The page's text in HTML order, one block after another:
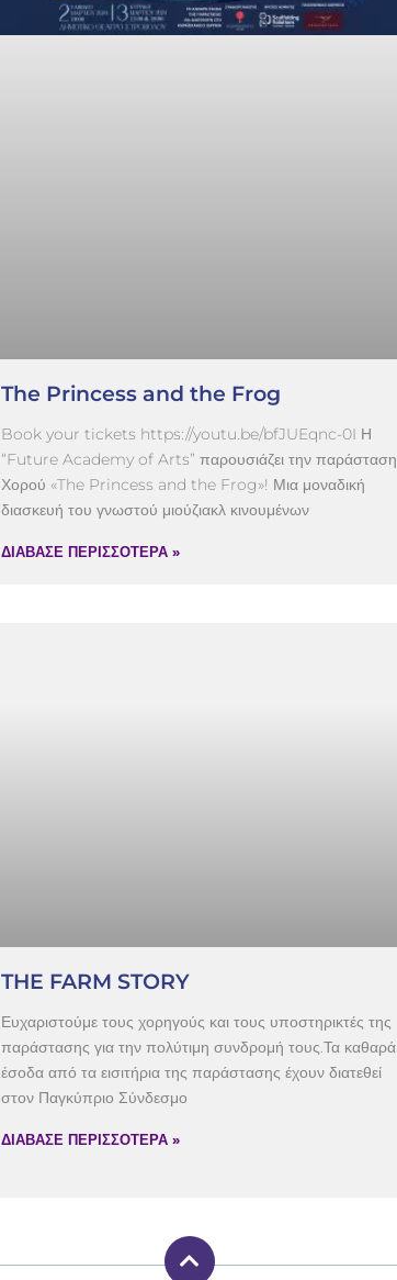
The Princess and the Frog
Book your tickets https://youtu.be/bfJUEqnc-0I Η
“Future Academy of Arts” παρουσιάζει την παράσταση
Χορού «The Princess and the Frog»! Μια μοναδική
διασκευή του γνωστού μιούζιακλ κινουμένων
ΔΙΑΒΑΣΕ ΠΕΡΙΣΣΟΤΕΡΑ »
THE FARM STORY
Ευχαριστούμε τους χορηγούς και τους υποστηρικτές της
παράστασης για την πολύτιμη συνδρομή τους.Τα καθαρά
έσοδα από τα εισιτήρια της παράστασης έχουν διατεθεί
στον Παγκύπριο Σύνδεσμο
ΔΙΑΒΑΣΕ ΠΕΡΙΣΣΟΤΕΡΑ »